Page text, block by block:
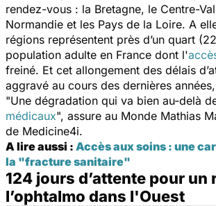
rendez-vous : la Bretagne, le Centre-
Normandie et les Pays de la Loire. A
régions représentent près d’un quart
population adulte en France dont l'
freiné. Et cet allongement des délais
aggravé au cours des dernières années,
"Une dégradation qui va bien au-delà
médicaux", assure au Monde Mathias
de Medicine4i.
A lire aussi : Accès aux soins : une
la "fracture sanitaire"
124 jours d’attente pour un
l’ophtalmo dans l'Ouest